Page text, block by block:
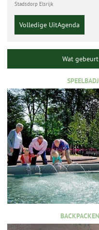
Stadsdorp Elsrijk
Volledige UitAgenda
Wat